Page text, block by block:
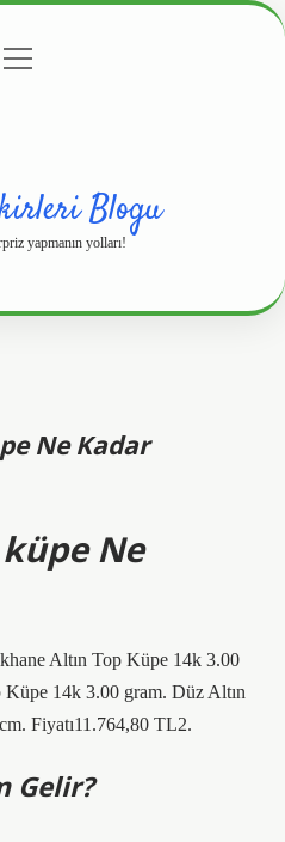
menüyü
Blogu
yapmanın yolları!
Ne Kadar
Ne
Altın Top Küpe 14k 3.00
14k 3.00 gram. Düz Altın
Fiyatı11.764,80 TL2.
Gelir?